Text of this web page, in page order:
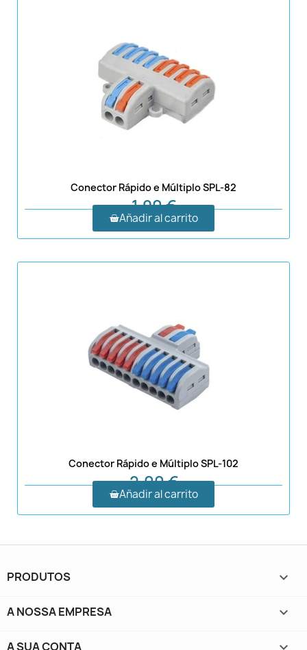
Conector Rápido e Múltiplo SPL-82
1,90 €
Añadir al carrito
Conector Rápido e Múltiplo SPL-102
2,00 €
Añadir al carrito
PRODUTOS 
A NOSSA EMPRESA 
A SUA CONTA